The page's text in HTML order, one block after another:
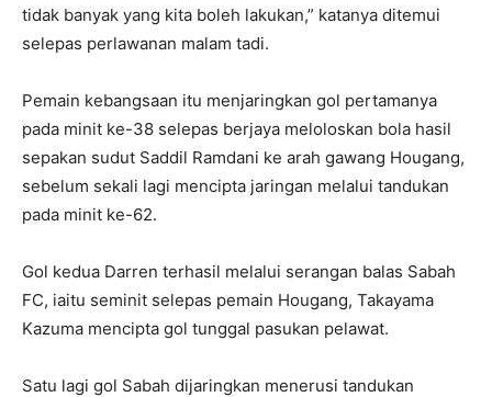
tidak banyak yang kita boleh lakukan,” katanya ditemui
selepas perlawanan malam tadi.
Pemain kebangsaan itu menjaringkan gol pertamanya
pada minit ke-38 selepas berjaya meloloskan bola hasil
sepakan sudut Saddil Ramdani ke arah gawang Hougang,
sebelum sekali lagi mencipta jaringan melalui tandukan
pada minit ke-62.
Gol kedua Darren terhasil melalui serangan balas Sabah
FC, iaitu seminit selepas pemain Hougang, Takayama
Kazuma mencipta gol tunggal pasukan pelawat.
Satu lagi gol Sabah dijaringkan menerusi tandukan